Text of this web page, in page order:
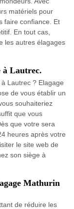
matériels pour
faire confiance. Et
En tout cas,
les autres élagages
à Lautrec.
à Lautrec ? Elagage
de vous établir un
souhaiteriez
que vous
que votre sera
heures après votre
le site web de
son siège à
Mathurin
de réduire les